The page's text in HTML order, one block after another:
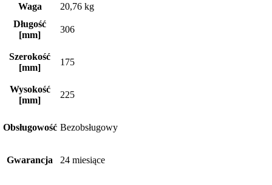
Waga
20,76 kg
Długość
[mm]
306
Szerokość
[mm]
175
Wysokość
[mm]
225
Obsługowość Bezobsługowy
Gwarancja 24 miesiące